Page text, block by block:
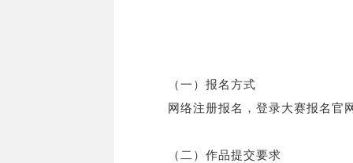
（一）报名方式
网络注册报名，登录大赛报名官
（二）作品提交要求